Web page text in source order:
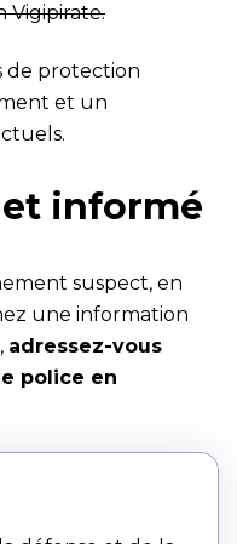
Vigipirate.
de protection
et un
informé
suspect, en
une information
adressez-vous
police en